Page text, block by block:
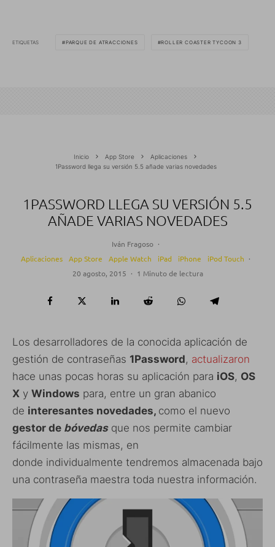
ETIQUETAS PARQUE DE ATRACCIONES ROLLER COASTER TYCOON 3
Inicio App Store
Aplicaciones
1Password llega su versión 5.5 añade varias novedades
1PASSWORD LLEGA SU VERSIÓN 5.5
AÑADE VARIAS NOVEDADES
Iván Fragoso ·
Aplicaciones
App Store Apple Watch iPad iPhone iPod Touch ·
20 agosto, 2015 · 1 Minuto de lectura
Los desarrolladores de la conocida aplicación de
gestión de contraseñas 1Password, actualizaron
hace unas pocas horas su aplicación para iOS, OS
X y Windows para, entre un gran abanico
de interesantes novedades, como el nuevo
gestor de bóvedasque nos permite cambiar
fácilmente las mismas, en
donde individualmente tendremos almacenada bajo
una contraseña maestra toda nuestra información.